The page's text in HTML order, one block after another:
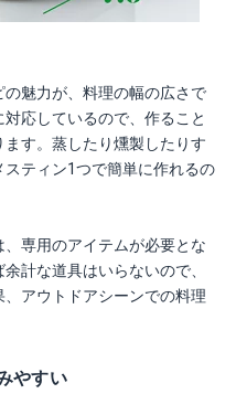
の魅力が、料理の幅の広さで
応しているので、作ること
す。蒸したり燻製したりす
ティン1つで簡単に作れるの
専用のアイテムが必要とな
計な道具はいらないので、
アウトドアシーンでの料理
やすい